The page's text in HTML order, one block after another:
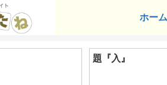
ホーム
題『入』